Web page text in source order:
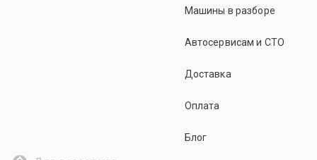
Машины в разборе
Автосервисам и СТО
Доставка
Оплата
Блог